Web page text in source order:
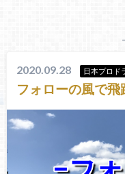
2020.09.28 日本プロ
フォローの風で